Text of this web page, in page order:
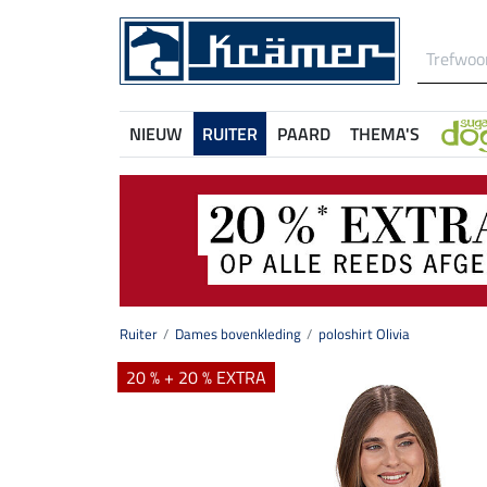
NIEUW RUITER PAARD THEMA'S
Ruiter Dames bovenkleding poloshirt Olivia
20 % + 20 % EXTRA